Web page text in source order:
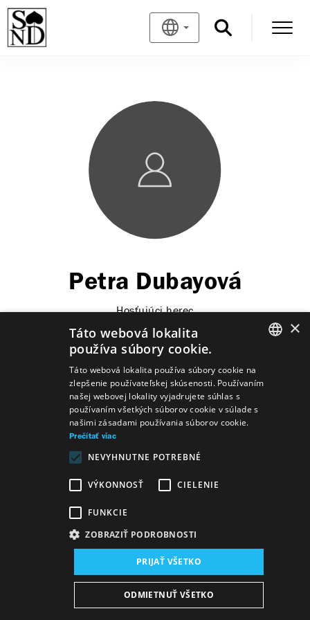
Petra Dubayová
Hosťujúci herec
Predstavenia
Zbor/komparz Jozef Gregor Tajovský
Preissová
Matúš Bachynec
Mapa stránok VOP
Vyhlásenie o prístupnosti
Osobné údaje Wezeo
×
Táto webová lokalita
používa súbory cookie.
Táto webová lokalita používa súbory cookie na
zlepšenie používateľskej skúsenosti. Používaním
našej webovej lokality vyjadrujete súhlas s
používaním všetkých súborov cookie v súlade s
našimi zásadami používania súborov cookie.
Prečítať viac
NEVYHNUTNE POTREBNÉ
VÝKONNOSŤ CIELENIE
FUNKCIE
ZOBRAZIŤ PODROBNOSTI
PRIJAŤ VŠETKO
ODMIETNUŤ VŠETKO